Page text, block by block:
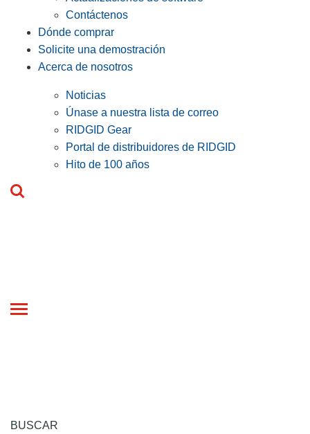
Contáctenos
Dónde comprar
Solicite una demostración
Acerca de nosotros
Noticias
Únase a nuestra lista de correo
RIDGID Gear
Portal de distribuidores de RIDGID
Hito de 100 años
Toggle
BUSCAR